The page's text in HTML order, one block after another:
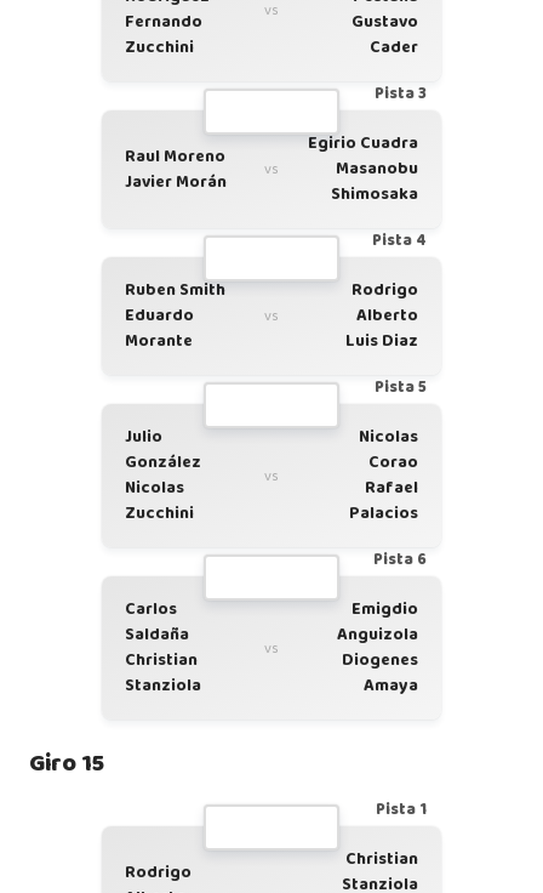
Fernando
Zucchini
vs
Gustavo
Cader
Pista 3
Raul Moreno
Javier Morán
vs
Egirio Cuadra
Masanobu
Shimosaka
Pista 4
Ruben Smith
Eduardo
Morante
vs
Rodrigo
Alberto
Luis Diaz
Pista 5
Julio
González
Nicolas
Zucchini
vs
Nicolas
Corao
Rafael
Palacios
Pista 6
Carlos
Saldaña
Christian
Stanziola
vs
Emigdio
Anguizola
Diogenes
Amaya
Giro 15
Pista 1
Rodrigo
Christian
Stanziola